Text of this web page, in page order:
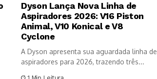
Dyson Lança Nova Linha de
Aspiradores 2026: V16 Piston
Animal, V10 Konical e V8
Cyclone
A Dyson apresenta sua aguardada linha de
aspiradores para 2026, trazendo três...